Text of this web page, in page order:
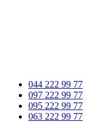
044 222 99 77
097 222 99 77
095 222 99 77
063 222 99 77